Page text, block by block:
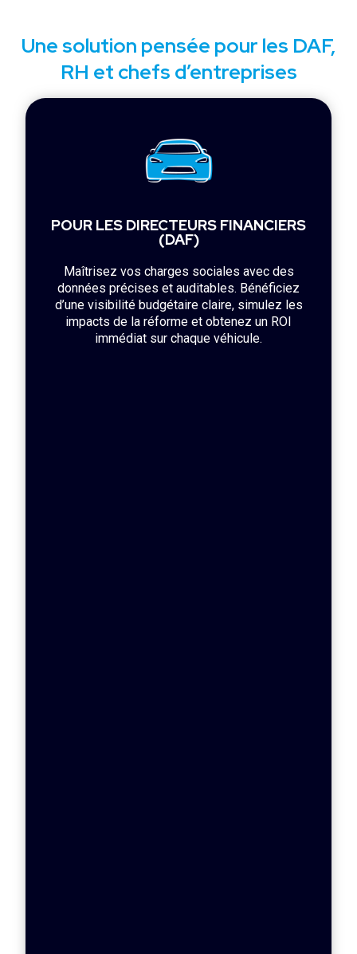
Une solution pensée pour les DAF,
RH et chefs d’entreprises
POUR LES DIRECTEURS FINANCIERS
(DAF)
Maîtrisez vos charges sociales avec des
données précises et auditables. Bénéficiez
d’une visibilité budgétaire claire, simulez les
impacts de la réforme et obtenez un ROI
immédiat sur chaque véhicule.